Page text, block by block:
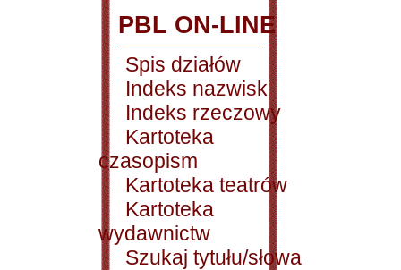
PBL ON-LINE
Spis działów
Indeks nazwisk
Indeks rzeczowy
Kartoteka
czasopism
Kartoteka teatrów
Kartoteka
wydawnictw
Szukaj tytułu/słowa